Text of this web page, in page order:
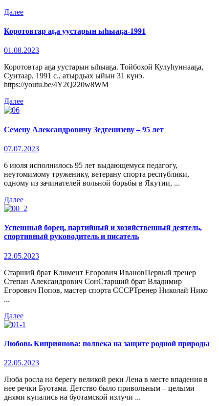
Далее
Коротовтар аҕа уустарын ыһыаҕа-1991
01.08.2023
Коротовтар аҕа уустарын ыһыаҕа. Тойбохой Кулуһуннааҕа,
Сунтаар, 1991 с., атырдьах ыйын 31 күнэ.
https://youtu.be/4Y2Q220w8WM
Далее
Семену Александровичу Зедгенизеву – 95 лет
07.07.2023
6 июля исполнилось 95 лет выдающемуся педагогу,
неутомимому труженику, ветерану спорта республики,
одному из зачинателей вольной борьбы в Якутии, ...
Далее
Успешный борец, партийный и хозяйственный деятель,
спортивный руководитель и писатель
22.05.2023
Старший брат Климент Егорович ИвановПервый тренер
Степан Александрович СонСтарший брат Владимир
Егорович Попов, мастер спорта СССРТренер Николай Нико
...
Далее
Любовь Киприянова: полвека на защите родной природы
22.05.2023
Люба росла на берегу великой реки Лена в месте впадения в
нее речки Буотама. Детство было привольным – целыми
днями купались на буотамской излучи ...